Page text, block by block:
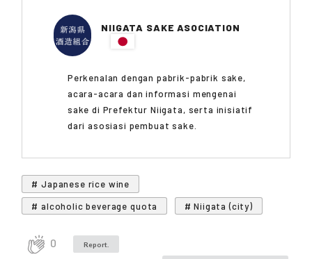
NIIGATA SAKE ASOCIATION
Perkenalan dengan pabrik-pabrik sake,
acara-acara dan informasi mengenai
sake di Prefektur Niigata, serta inisiatif
dari asosiasi pembuat sake.
# Japanese rice wine
# alcoholic beverage quota
# Niigata (city)
0 Report.